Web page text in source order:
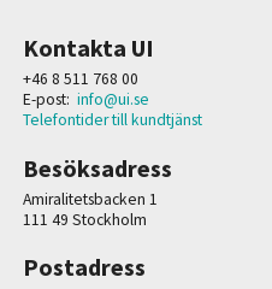
Kontakta UI
+46 8 511 768 00
E-post: info@ui.se
Telefontider till kundtjänst
Besöksadress
Amiralitetsbacken 1
111 49 Stockholm
Postadress